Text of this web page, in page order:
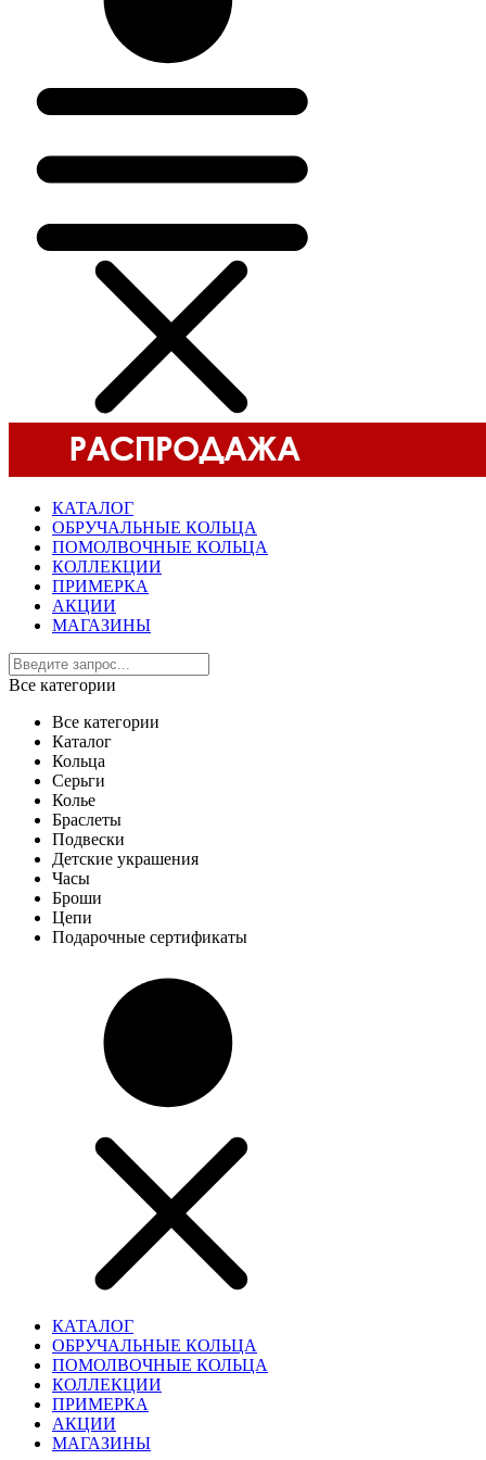
КАТАЛОГ
ОБРУЧАЛЬНЫЕ КОЛЬЦА
ПОМОЛВОЧНЫЕ КОЛЬЦА
КОЛЛЕКЦИИ
ПРИМЕРКА
АКЦИИ
МАГАЗИНЫ
Все категории
Все категории
Каталог
Кольца
Серьги
Колье
Браслеты
Подвески
Детские украшения
Часы
Броши
Цепи
Подарочные сертификаты
КАТАЛОГ
ОБРУЧАЛЬНЫЕ КОЛЬЦА
ПОМОЛВОЧНЫЕ КОЛЬЦА
КОЛЛЕКЦИИ
ПРИМЕРКА
АКЦИИ
МАГАЗИНЫ